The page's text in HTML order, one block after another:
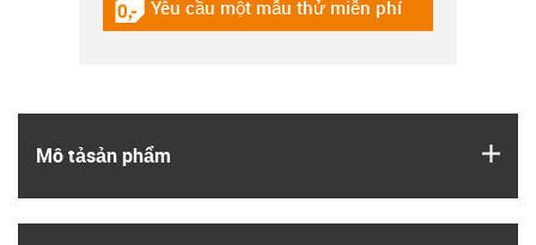
Mô tả­sản phẩm
igus-icon-gratismuster
Yêu cầu một mẫu thử miễn phí